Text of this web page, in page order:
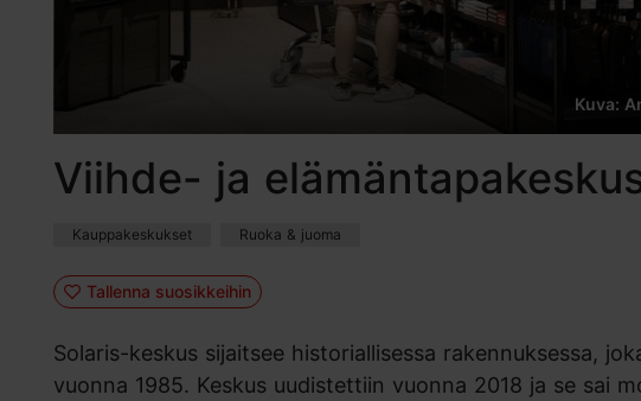
Kuva:
Viihde- ja
Kauppakeskukset Ruoka & juoma
Tallenna suosikkeihin
Solaris-keskus sijaitsee historiallisessa rakennuksessa,
vuonna 1985. Keskus uudistettiin vuonna 2018 ja se sai